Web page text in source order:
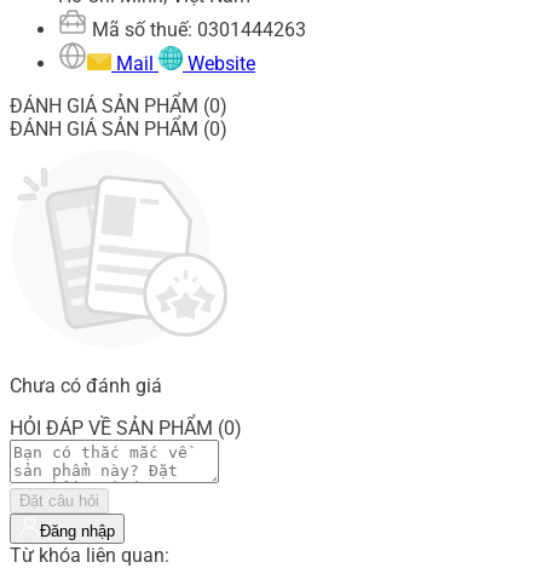
Mã số thuế: 0301444263
Mail
Website
ĐÁNH GIÁ SẢN PHẨM (0)
ĐÁNH GIÁ SẢN PHẨM (0)
Chưa có đánh giá
HỎI ĐÁP VỀ SẢN PHẨM (0)
Đặt câu hỏi
Đăng nhập
Từ khóa liên quan: